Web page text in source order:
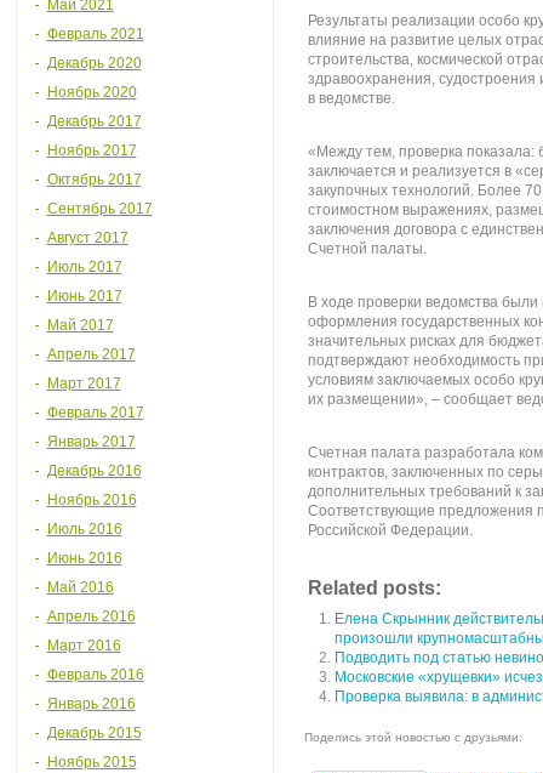
Май 2021
Февраль 2021
Декабрь 2020
Ноябрь 2020
Декабрь 2017
Ноябрь 2017
Октябрь 2017
Сентябрь 2017
Август 2017
Июль 2017
Июнь 2017
Май 2017
Апрель 2017
Март 2017
Февраль 2017
Январь 2017
Декабрь 2016
Ноябрь 2016
Июль 2016
Июнь 2016
Май 2016
Апрель 2016
Март 2016
Февраль 2016
Январь 2016
Декабрь 2015
Ноябрь 2015
Результаты реализации особо
влияние на развитие целых
строительства, космической
здравоохранения,
в ведомстве.
«Между тем, проверка показала:
заключается и реализуется в
закупочных технологий. Более
стоимостном выражениях,
заключения договора с
Счетной палаты.
В ходе проверки ведомства
оформления государственных
значительных рисках для
подтверждают необходимость
условиям заключаемых особо
их размещении», – сообщает
Счетная палата разработала
контрактов, заключенных по
дополнительных требований к
Соответствующие предложения
Российской Федерации.
Related posts:
Елена Скрынник
произошли
Подводить под статью
Московские «хрущевки»
Проверка выявила: в
Поделись этой новостью с друзьями: